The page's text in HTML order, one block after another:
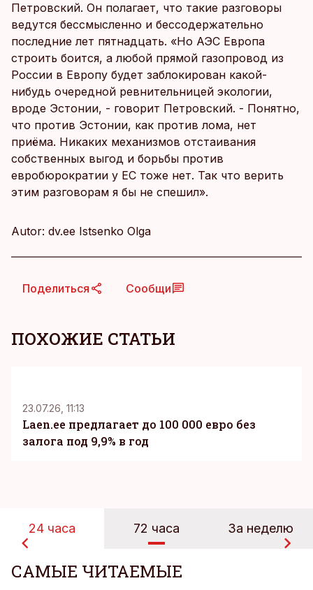
Петровский. Он полагает, что такие разговоры
ведутся бессмысленно и бессодержательно
последние лет пятнадцать. «Но АЭС Европа
строить боится, а любой прямой газопровод из
России в Европу будет заблокирован какой-
нибудь очередной ревнительницей экологии,
вроде Эстонии, - говорит Петровский. - Понятно,
что против Эстонии, как против лома, нет
приёма. Никаких механизмов отстаивания
собственных выгод и борьбы против
евробюрократии у ЕС тоже нет. Так что верить
этим разговорам я бы не спешил».
Autor: dv.ee Istsenko Olga
Поделиться Сообщи
ПОХОЖИЕ СТАТЬИ
23.07.26, 11:13
Laen.ee предлагает до 100 000 евро без
залога под 9,9% в год
24 часа 72 часа За неделю
САМЫЕ ЧИТАЕМЫЕ